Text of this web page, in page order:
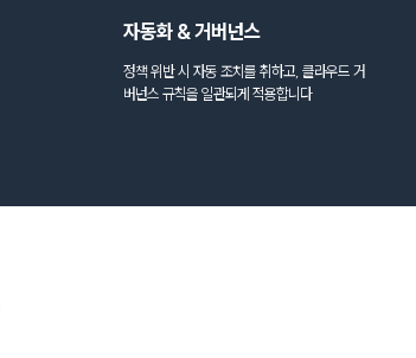
자동화 & 거버넌스
정책 위반 시 자동 조치를 취하고, 클라우드 거
버넌스 규칙을 일관되게 적용합니다